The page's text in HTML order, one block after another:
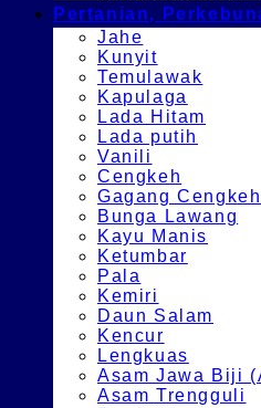
Pertanian,
Jahe
Kunyit
Temulawak
Kapulaga
Lada Hitam
Lada putih
Vanili
Cengkeh
Gagang
Bunga Lawang
Kayu Manis
Ketumbar
Pala
Kemiri
Daun Salam
Kencur
Lengkuas
Asam Jawa Biji
Asam Trengguli